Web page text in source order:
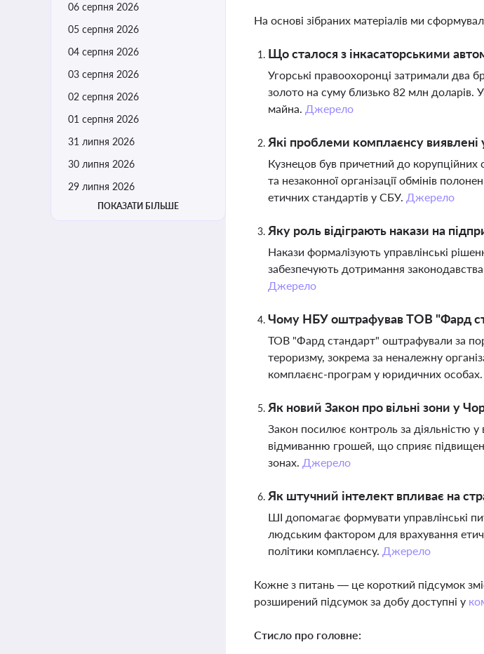
06 серпня 2026
05 серпня 2026
04 серпня 2026
03 серпня 2026
02 серпня 2026
01 серпня 2026
31 липня 2026
30 липня 2026
29 липня 2026
ПОКАЗАТИ БІЛЬШЕ
На основі зібраних матеріалів ми
Що сталося з інкасаторськими
Угорські правоохоронці затримали два
золото на суму близько 82 млн доларів.
майна. Джерело
Які проблеми комплаєнсу виявлені
Кузнецов був причетний до
та незаконної організації обмінів
етичних стандартів у СБУ. Джерело
Яку роль відіграють накази на
Накази формалізують управлінські
забезпечують дотримання
Джерело
Чому НБУ оштрафував ТОВ "Фард
ТОВ "Фард стандарт" оштрафували за
тероризму, зокрема за неналежну
комплаєнс-програм у юридичних особах.
Як новий Закон про вільні зони у
Закон посилює контроль за діяльністю
відмиванню грошей, що сприяє
зонах. Джерело
Як штучний інтелект впливає на
ШІ допомагає формувати управлінські
людським фактором для врахування
політики комплаєнсу. Джерело
Кожне з питань — це короткий підсумок
розширений підсумок за добу доступні у
Стисло про головне: